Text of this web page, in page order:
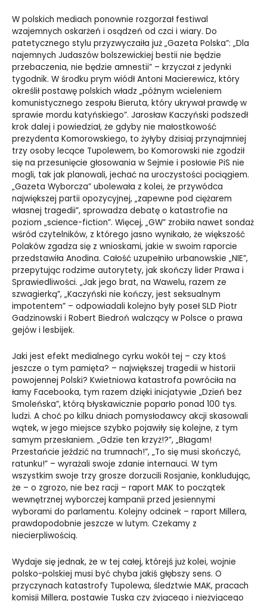
W polskich mediach ponownie rozgorzał festiwal
wzajemnych oskarżeń i osądzeń od czci i wiary. Do
patetycznego stylu przyzwyczaiła już „Gazeta Polska”: „Dla
najemnych Judaszów bolszewickiej bestii nie będzie
przebaczenia, nie będzie amnestii” – krzyczał z jedynki
tygodnik. W środku prym wiódł Antoni Macierewicz, który
określił postawę polskich władz „późnym wcieleniem
komunistycznego zespołu Bieruta, który ukrywał prawdę w
sprawie mordu katyńskiego”. Jarosław Kaczyński podszedł
krok dalej i powiedział, że gdyby nie małostkowość
prezydenta Komorowskiego, to żyłyby dzisiaj przynajmniej
trzy osoby lecące Tupolewem, bo Komorowski nie zgodził
się na przesunięcie głosowania w Sejmie i posłowie PiS nie
mogli, tak jak planowali, jechać na uroczystości pociągiem.
„Gazeta Wyborcza” ubolewała z kolei, że przywódca
największej partii opozycyjnej, „zapewne pod ciężarem
własnej tragedii”, sprowadza debatę o katastrofie na
poziom „science-fiction”. Więcej, „GW” zrobiła nawet sondaż
wśród czytelników, z którego jasno wynikało, że większość
Polaków zgadza się z wnioskami, jakie w swoim raporcie
przedstawiła Anodina. Całość uzupełniło urbanowskie „NIE”,
przepytując rodzime autorytety, jak skończy lider Prawa i
Sprawiedliwości. „Jak jego brat, na Wawelu, razem ze
szwagierką”, „Kaczyński nie kończy, jest seksualnym
impotentem” – odpowiadali kolejno były poseł SLD Piotr
Gadzinowski i Robert Biedroń walczący w Polsce o prawa
gejów i lesbijek.
Jaki jest efekt medialnego cyrku wokół tej – czy ktoś
jeszcze o tym pamięta? – największej tragedii w historii
powojennej Polski? Kwietniowa katastrofa powróciła na
łamy Facebooka, tym razem dzięki inicjatywie „Dzień bez
Smoleńska”, którą błyskawicznie poparło ponad 100 tys.
ludzi. A choć po kilku dniach pomysłodawcy akcji skasowali
wątek, w jego miejsce szybko pojawiły się kolejne, z tym
samym przesłaniem. „Gdzie ten krzyż!?”, „Błagam!
Przestańcie jeździć na trumnach!”, „To się musi skończyć,
ratunku!” – wyrażali swoje zdanie internauci. W tym
wszystkim swoje trzy grosze dorzucili Rosjanie, konkludując,
że – o zgrozo, nie bez racji – raport MAK to początek
wewnętrznej wyborczej kampanii przed jesiennymi
wyborami do parlamentu. Kolejny odcinek – raport Millera,
prawdopodobnie jeszcze w lutym. Czekamy z
niecierpliwością.
Wydaje się jednak, że w tej całej, którejś już kolei, wojnie
polsko-polskiej musi być chyba jakiś głębszy sens. O
przyczynach katastrofy Tupolewa, śledztwie MAK, pracach
komisji Millera, postawie Tuska czy żyjącego i nieżyjącego